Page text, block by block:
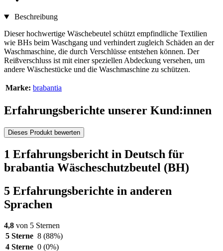
Beschreibung
Dieser hochwertige Wäschebeutel schützt empfindliche Textilien
wie BHs beim Waschgang und verhindert zugleich Schäden an der
Waschmaschine, die durch Verschlüsse entstehen können. Der
Reißverschluss ist mit einer speziellen Abdeckung versehen, um
andere Wäschestücke und die Waschmaschine zu schützen.
Marke: brabantia
Erfahrungsberichte unserer Kund:innen
Dieses Produkt bewerten
1 Erfahrungsbericht in Deutsch für
brabantia Wäscheschutzbeutel (BH)
5 Erfahrungsberichte in anderen
Sprachen
4,8 von 5 Sternen
5 Sterne 8 (88%)
4 Sterne 0 (0%)